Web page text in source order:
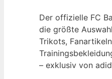
Der offizielle FC
die größte
Trikots,
– exklusiv von